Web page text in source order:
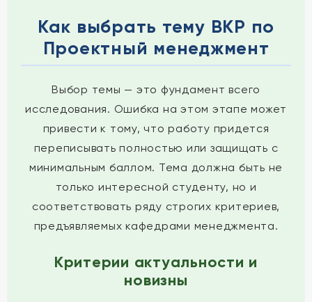
Как выбрать тему ВКР по
Проектный менеджмент
Выбор темы — это фундамент всего
исследования. Ошибка на этом этапе может
привести к тому, что работу придется
переписывать полностью или защищать с
минимальным баллом. Тема должна быть не
только интересной студенту, но и
соответствовать ряду строгих критериев,
предъявляемых кафедрами менеджмента.
Критерии актуальности и
новизны